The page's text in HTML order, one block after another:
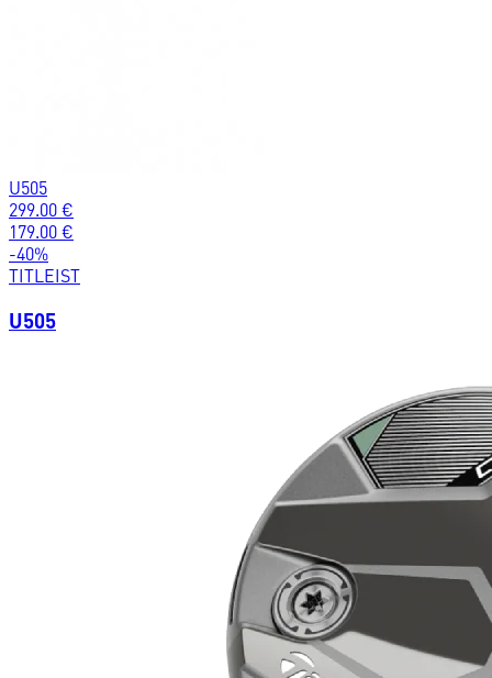
U505
299.00 €
179.00 €
-40%
TITLEIST
U505